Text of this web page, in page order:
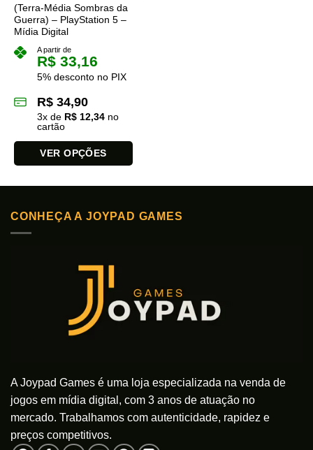
produto
(Terra-Média Sombras da
Guerra) – PlayStation 5 –
Mídia Digital
A partir de
R$ 33,16
5% desconto no PIX
R$ 34,90
3x de R$ 12,34 no
cartão
VER OPÇÕES
produto
várias
variantes.
CONHEÇA A JOYPAD GAMES
A Joypad Games é uma loja especializada na venda de
jogos em mídia digital, com 3 anos de atuação no
mercado. Trabalhamos com autenticidade, rapidez e
preços competitivos.